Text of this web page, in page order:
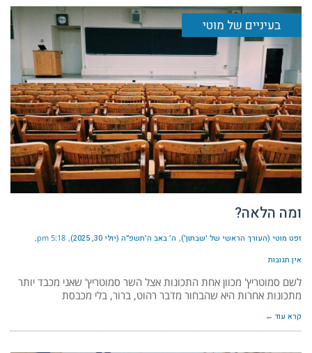
בעיניים של מוטי
ומה הלאה?
זפט מוטי (העורך הראשי של 'שבתון') ה׳ באב ה׳תשפ״ה (יולי 30, 2025) 5:18 pm
אין תגובות
לשם סמוטריץ' מכוון אחת התכונות אצל השר סמוטריץ' שאני מכבד יותר
מתכונות אחרות היא שהבחור מדבר רהוט, ברור, בלי מכבסת
קרא עוד ←